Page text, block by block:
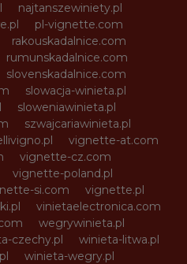
najtanszewiniety.pl
pl-vignette.com
rakouskadalnice.com
rumunskadalnice.com
slovenskadalnice.com
slowacja-winieta.pl
sloweniawinieta.pl
szwajcariawinieta.pl
vignette-at.com
vignette-cz.com
vignette-poland.pl
si.com
vignette.pl
vinietaelectronica.com
wegrywinieta.pl
czechy.pl
winieta-litwa.pl
winieta-wegry.pl